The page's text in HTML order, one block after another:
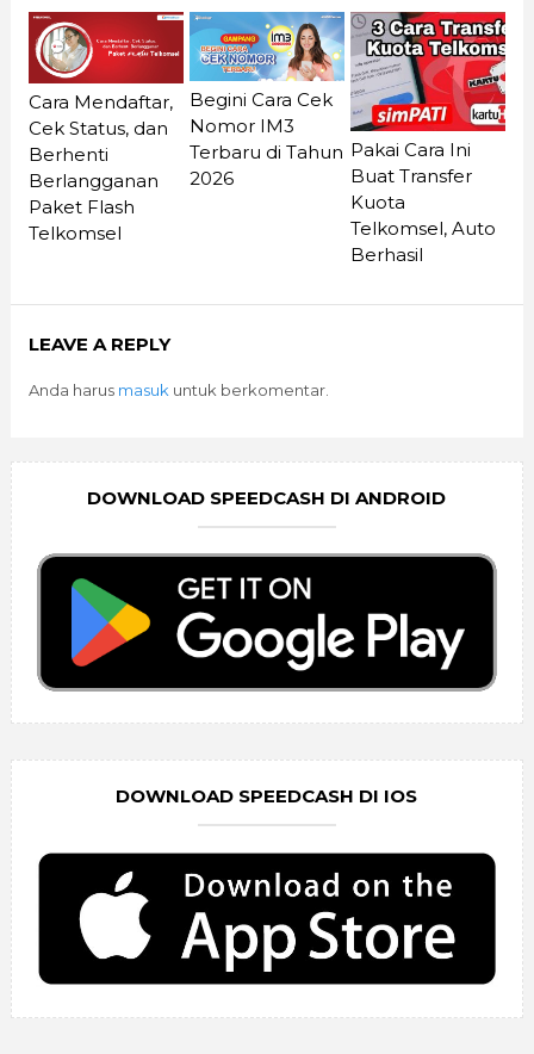
Cara Mendaftar,
Cek Status, dan
Berhenti
Berlangganan
Paket Flash
Telkomsel
Begini Cara Cek
Nomor IM3
Terbaru di Tahun
2026
Pakai Cara Ini
Buat Transfer
Kuota
Telkomsel, Auto
Berhasil
LEAVE A REPLY
Anda harus masuk untuk berkomentar.
DOWNLOAD SPEEDCASH DI ANDROID
DOWNLOAD SPEEDCASH DI IOS